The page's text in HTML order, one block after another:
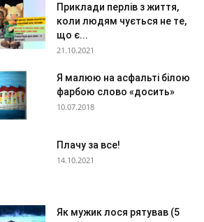
Приклади перлів з життя,
коли людям чується не те,
що є...
21.10.2021
Я малюю на асфальті білою
фарбою слово «досить»
10.07.2018
Плачу за все!
14.10.2021
Як мужик лося рятував (5